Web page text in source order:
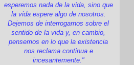
esperemos nada de la vida, sino que
la vida espere algo de nosotros.
Dejemos de interrogarnos sobre el
sentido de la vida y, en cambio,
pensemos en lo que la existencia
nos reclama continua e
incesantemente."